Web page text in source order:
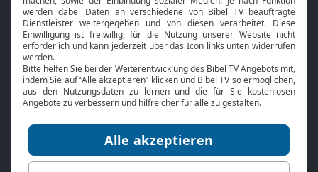
Bibel TV
Über uns
Jobs
Mediadaten
Service
Kontakt
TV-Empfang